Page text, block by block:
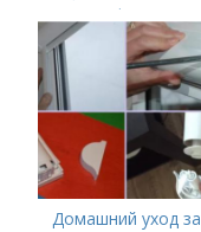
Мультифактурные
жалюзи
Домашний уход за